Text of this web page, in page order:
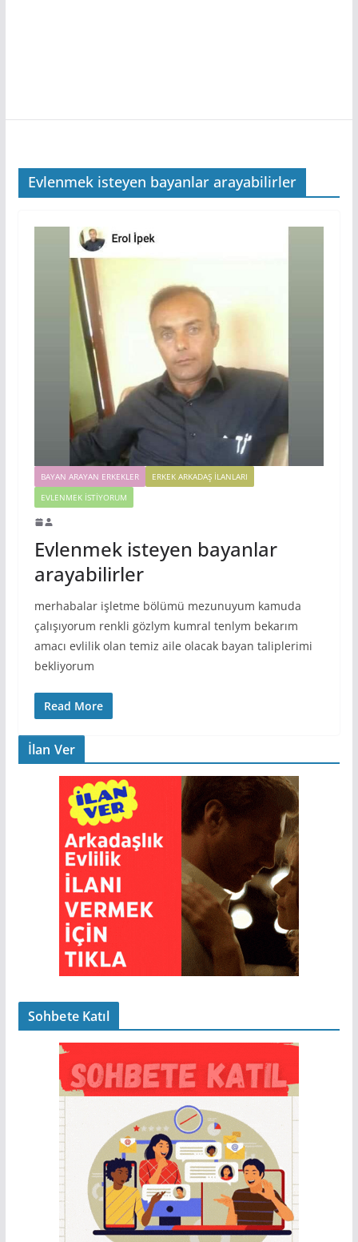
Evlenmek isteyen bayanlar arayabilirler
BAYAN ARAYAN ERKEKLER
ERKEK ARKADAŞ ILANLARI
EVLENMEK İSTIYORUM
Evlenmek isteyen bayanlar
arayabilirler
merhabalar işletme bölümü mezunuyum kamuda
çalışıyorum renkli gözlym kumral tenlym bekarım
amacı evlilik olan temiz aile olacak bayan taliplerimi
bekliyorum
Read More
İlan Ver
Sohbete Katıl